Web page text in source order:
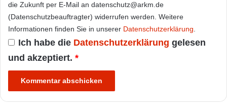
die Zukunft per E-Mail an datenschutz@arkm.de
(Datenschutzbeauftragter) widerrufen werden. Weitere
Informationen finden Sie in unserer Datenschutzerklärung.
Ich habe die Datenschutzerklärung gelesen
und akzeptiert. *